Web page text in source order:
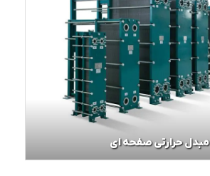
مبدل حرارتی صفحه ای